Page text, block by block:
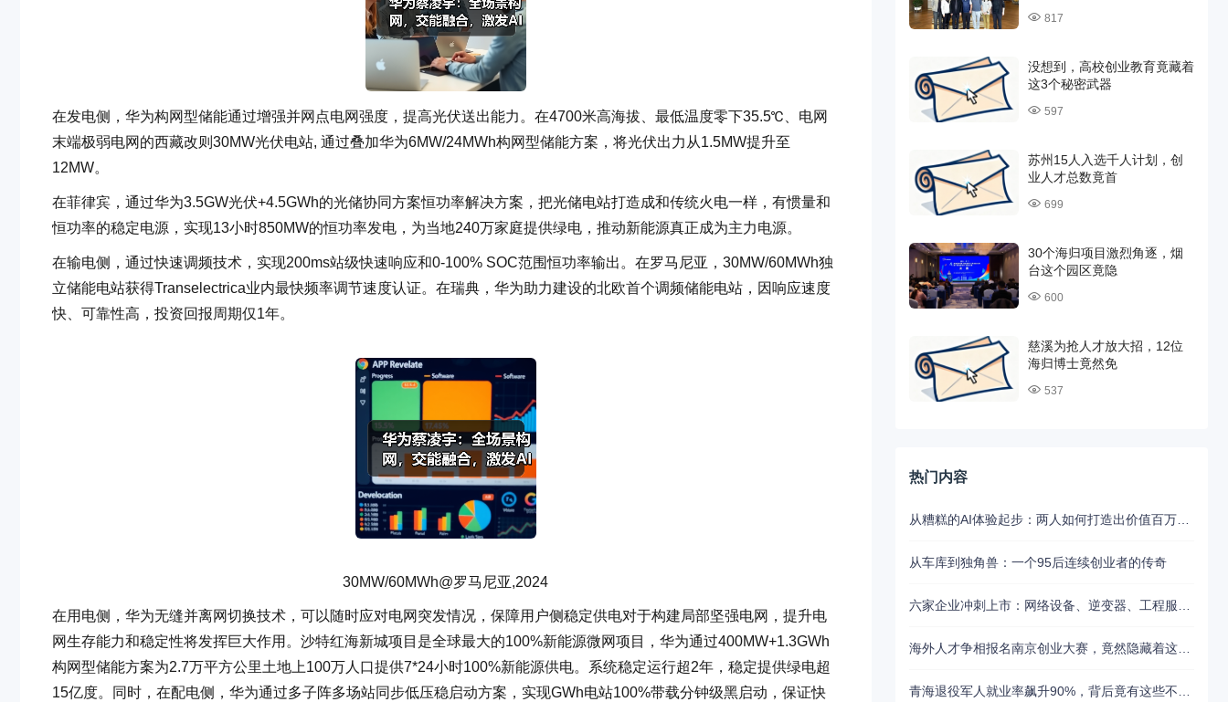
在发电侧，华为构网型储能通过增强并网点电网强度，提高光伏送出能力。在4700米高海拔、最低温度零下35.5℃、电网
末端极弱电网的西藏改则30MW光伏电站, 通过叠加华为6MW/24MWh构网型储能方案，将光伏出力从1.5MW提升至
12MW。
在菲律宾，通过华为3.5GW光伏+4.5GWh的光储协同方案恒功率解决方案，把光储电站打造成和传统火电一样，有惯量和
恒功率的稳定电源，实现13小时850MW的恒功率发电，为当地240万家庭提供绿电，推动新能源真正成为主力电源。
在输电侧，通过快速调频技术，实现200ms站级快速响应和0-100% SOC范围恒功率输出。在罗马尼亚，30MW/60MWh独
立储能电站获得Transelectrica业内最快频率调节速度认证。在瑞典，华为助力建设的北欧首个调频储能电站，因响应速度
快、可靠性高，投资回报周期仅1年。
30MW/60MWh@罗马尼亚,2024
在用电侧，华为无缝并离网切换技术，可以随时应对电网突发情况，保障用户侧稳定供电对于构建局部坚强电网，提升电
网生存能力和稳定性将发挥巨大作用。沙特红海新城项目是全球最大的100%新能源微网项目，华为通过400MW+1.3GWh
构网型储能方案为2.7万平方公里土地上100万人口提供7*24小时100%新能源供电。系统稳定运行超2年，稳定提供绿电超
15亿度。同时，在配电侧，华为通过多子阵多场站同步低压稳启动方案，实现GWh电站100%带载分钟级黑启动，保证快
817
没想到，高校创业教育竟藏着
这3个秘密武器
597
苏州15人入选千人计划，创
业人才总数竟首
699
30个海归项目激烈角逐，烟
台这个园区竟隐
600
慈溪为抢人才放大招，12位
海归博士竟然免
537
热门内容
从糟糕的AI体验起步：两人如何打造出价值百万美元的UX写作助手
从车库到独角兽：一个95后连续创业者的传奇
海外人才争相报名南京创业大赛，竟然隐藏着这些不为人知的秘密